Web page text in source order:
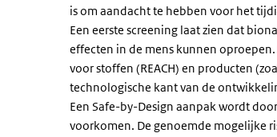
is om aandacht te hebben voor het
Een eerste screening laat zien dat
effecten in de mens kunnen
voor stoffen (REACH) en producten
technologische kant van de
Een Safe-by-Design aanpak wordt
voorkomen. De genoemde mogelijke